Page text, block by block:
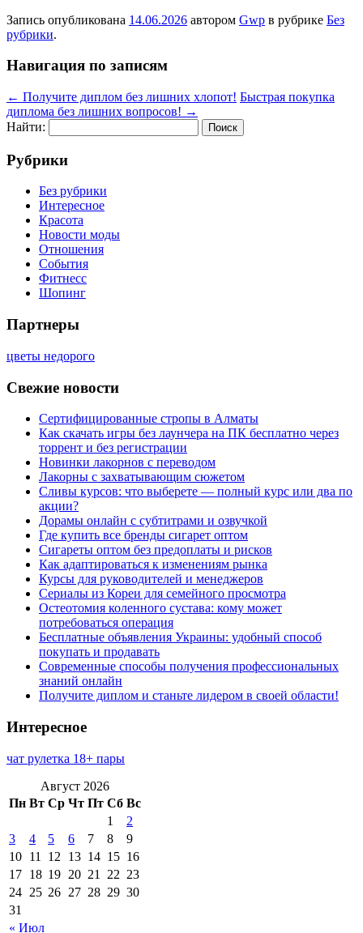
Запись опубликована 14.06.2026 автором Gwp в рубрике Без
рубрики.
Навигация по записям
← Получите диплом без лишних хлопот! Быстрая покупка
диплома без лишних вопросов! →
Найти:
Рубрики
Без рубрики
Интересное
Красота
Новости моды
Отношения
События
Фитнесс
Шопинг
Партнеры
цветы недорого
Свежие новости
Сертифицированные стропы в Алматы
Как скачать игры без лаунчера на ПК бесплатно через
торрент и без регистрации
Новинки лакорнов с переводом
Лакорны с захватывающим сюжетом
Сливы курсов: что выберете — полный курс или два по
акции?
Дорамы онлайн с субтитрами и озвучкой
Где купить все бренды сигарет оптом
Сигареты оптом без предоплаты и рисков
Как адаптироваться к изменениям рынка
Курсы для руководителей и менеджеров
Сериалы из Кореи для семейного просмотра
Остеотомия коленного сустава: кому может
потребоваться операция
Бесплатные объявления Украины: удобный способ
покупать и продавать
Современные способы получения профессиональных
знаний онлайн
Получите диплом и станьте лидером в своей области!
Интересное
чат рулетка 18+ пары
Август 2026
Пн Вт Ср Чт Пт Сб Вс
« Июл
1
2
3
4 5 6 7 8
9
10 11 12 13 14 15 16
17 18 19 20 21 22 23
24 25 26 27 28 29 30
31